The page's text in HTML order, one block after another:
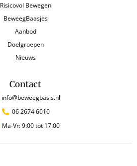
Risicovol Bewegen
BeweegBaasjes
Aanbod
Doelgroepen
Nieuws
Contact
info@beweegbasis.nl
06 2674 6010
Ma-Vr: 9:00 tot 17:00